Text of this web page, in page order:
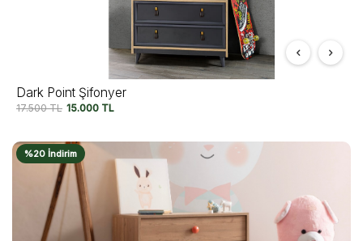
Dark Point Şifonyer
17.500TL 15.000 TL
%20 İndirim